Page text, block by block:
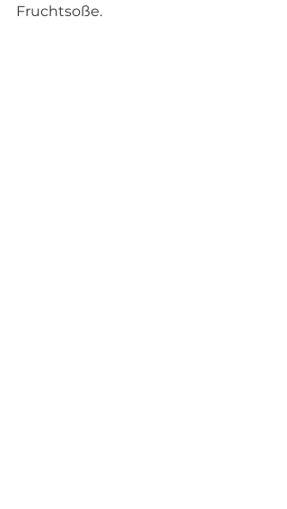
Fruchtsoße.